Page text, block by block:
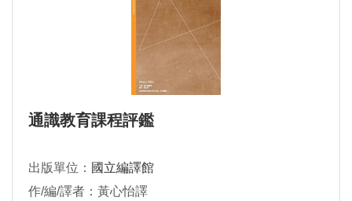
通識教育課程評鑑
出版單位： 國立編譯館
作/編/譯者：黃心怡譯